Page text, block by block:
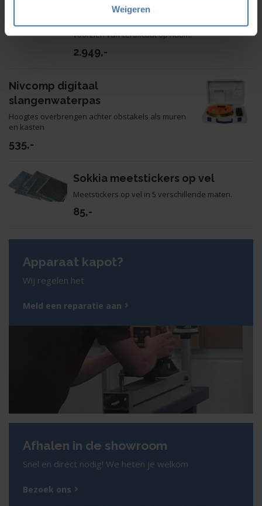
Weigeren
Nedo Primus3 HVA2N
Alle lasers worden voor levering gekeurd en
voorzien van certificaat op naam.
2.949,-
Nivcomp digitaal
slangenwaterpas
Hoogtes overbrengen achter obstakels als muren
en kasten
535,-
Sokkia meetstickers op vel
Meetstickers op vel in 5 verschillende maten.
85,-
Apparaat kapot?
Wij regelen het
Meld een reparatie aan
Afhalen in de showroom
Snel en direct nodig! We heten je welkom
Bezoek ons